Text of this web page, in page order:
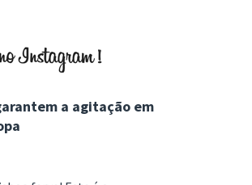
a agitação em